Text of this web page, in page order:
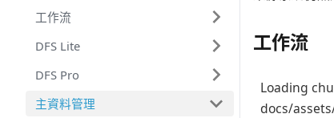
工作流
DFS Lite
DFS Pro
主資料管理
工作流
Loading
docs/